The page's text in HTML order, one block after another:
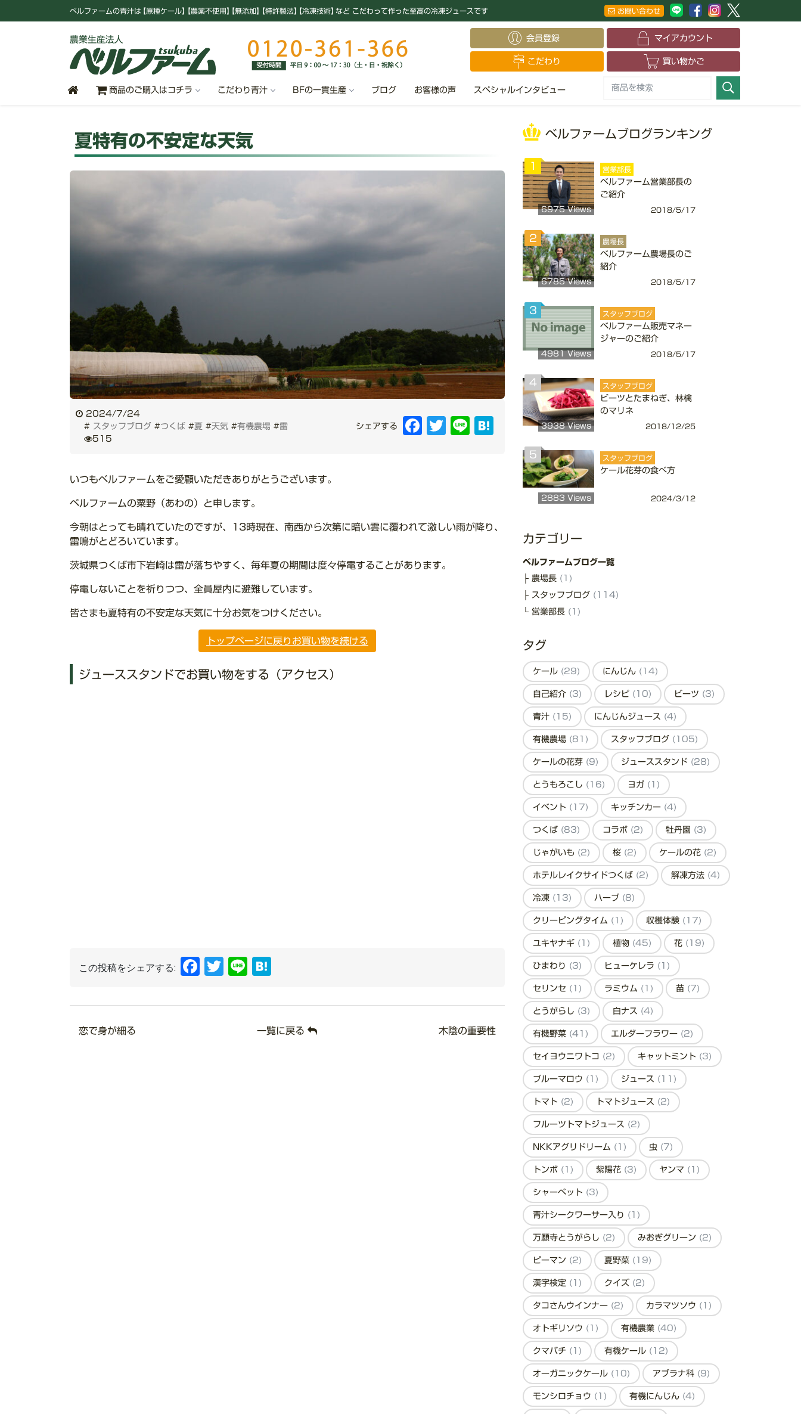
ベルファームの青汁は【原種ケール】【農薬不使用】【無添加】【特許製法】【冷凍技術】など こだわって作った至高の冷凍ジュースです お問い合わせ
会員登録 マイアカウント
こだわり 買い物かご
商品のご購入はコチラ こだわり青汁 BFの一貫生産 ブログ お客様の声 スペシャルインタビュー
夏特有の不安定な天気
2024/7/24
# スタッフブログ #つくば #夏 #天気 #有機農場 #雷
515
シェアする Facebook
Twitter Line Hatena
いつもベルファームをご愛顧いただきありがとうございます。
ベルファームの粟野（あわの）と申します。
今朝はとっても晴れていたのですが、13時現在、南西から次第に暗い雲に覆われて激しい雨が降り、
雷鳴がとどろいています。
茨城県つくば市下岩崎は雷が落ちやすく、毎年夏の期間は度々停電することがあります。
停電しないことを祈りつつ、全員屋内に避難しています。
皆さまも夏特有の不安定な天気に十分お気をつけください。
トップページに戻り お買い物を続ける
ジューススタンドでお買い物をする（アクセス）
この投稿をシェアする: Facebook
Twitter
Line
恋で身が細る 一覧に戻る 木陰の重要性
ベルファームブログランキング
1 営業部長
ベルファーム営業部長の
ご紹介
6975 Views 2018/5/17
2 農場長
ベルファーム農場長のご
紹介
6785 Views 2018/5/17
3 スタッフブログ
ベルファーム販売マネー
ジャーのご紹介
4981 Views 2018/5/17
4 スタッフブログ
ビーツとたまねぎ、林檎
のマリネ
3938 Views 2018/12/25
5 スタッフブログ
ケール花芽の食べ方
2883 Views 2024/3/12
カテゴリー
ベルファームブログ一覧
農場長 (1)
スタッフブログ (114)
営業部長 (1)
タグ
ケール (29) にんじん (14)
自己紹介 (3) レシピ (10) ビーツ (3)
青汁 (15) にんじんジュース (4)
有機農場 (81) スタッフブログ (105)
ケールの花芽 (9) ジューススタンド (28)
とうもろこし (16) ヨガ (1)
イベント (17) キッチンカー (4)
つくば (83) コラボ (2) 牡丹園 (3)
じゃがいも (2) 桜 (2) ケールの花 (2)
ホテルレイクサイドつくば (2) 解凍方法 (4)
冷凍 (13) ハーブ (8)
クリーピングタイム (1) 収穫体験 (17)
ユキヤナギ (1) 植物 (45) 花 (19)
ひまわり (3) ヒューケレラ (1)
セリンセ (1) ラミウム (1) 苗 (7)
とうがらし (3) 白ナス (4)
有機野菜 (41) エルダーフラワー (2)
セイヨウニワトコ (2) キャットミント (3)
ブルーマロウ (1) ジュース (11)
トマト (2) トマトジュース (2)
フルーツトマトジュース (2)
NKKアグリドリーム (1) 虫 (7)
トンボ (1) 紫陽花 (3) ヤンマ (1)
シャーベット (3)
青汁シークワーサー入り (1)
万願寺とうがらし (2) みおぎグリーン (2)
ピーマン (2) 夏野菜 (19)
漢字検定 (1) クイズ (2)
タコさんウインナー (2) カラマツソウ (1)
オトギリソウ (1) 有機農業 (40)
クマバチ (1) 有機ケール (12)
オーガニックケール (10) アブラナ科 (9)
モンシロチョウ (1) 有機にんじん (4)